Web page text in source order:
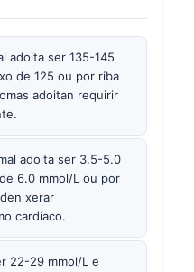
adoita ser 135-145
de 125 ou por riba
adoitan requirir
adoita ser 3.5-5.0
6.0 mmol/L ou por
xerar
cardíaco.
22-29 mmol/L e